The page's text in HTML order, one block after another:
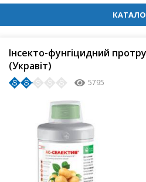
Інсекто-фунгіцидний
(Укравіт)
5795